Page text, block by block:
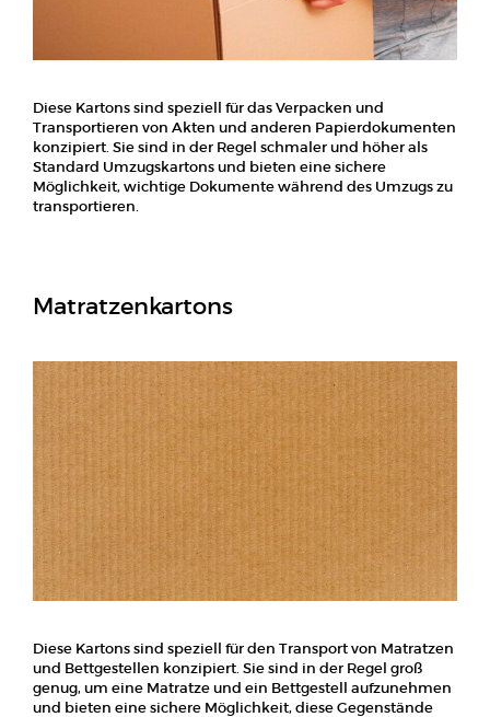
Diese Kartons sind speziell für das Verpacken und
Transportieren von Akten und anderen Papierdokumenten
konzipiert. Sie sind in der Regel schmaler und höher als
Standard Umzugskartons und bieten eine sichere
Möglichkeit, wichtige Dokumente während des Umzugs zu
transportieren.
Matratzenkartons
Diese Kartons sind speziell für den Transport von Matratzen
und Bettgestellen konzipiert. Sie sind in der Regel groß
genug, um eine Matratze und ein Bettgestell aufzunehmen
und bieten eine sichere Möglichkeit, diese Gegenstände